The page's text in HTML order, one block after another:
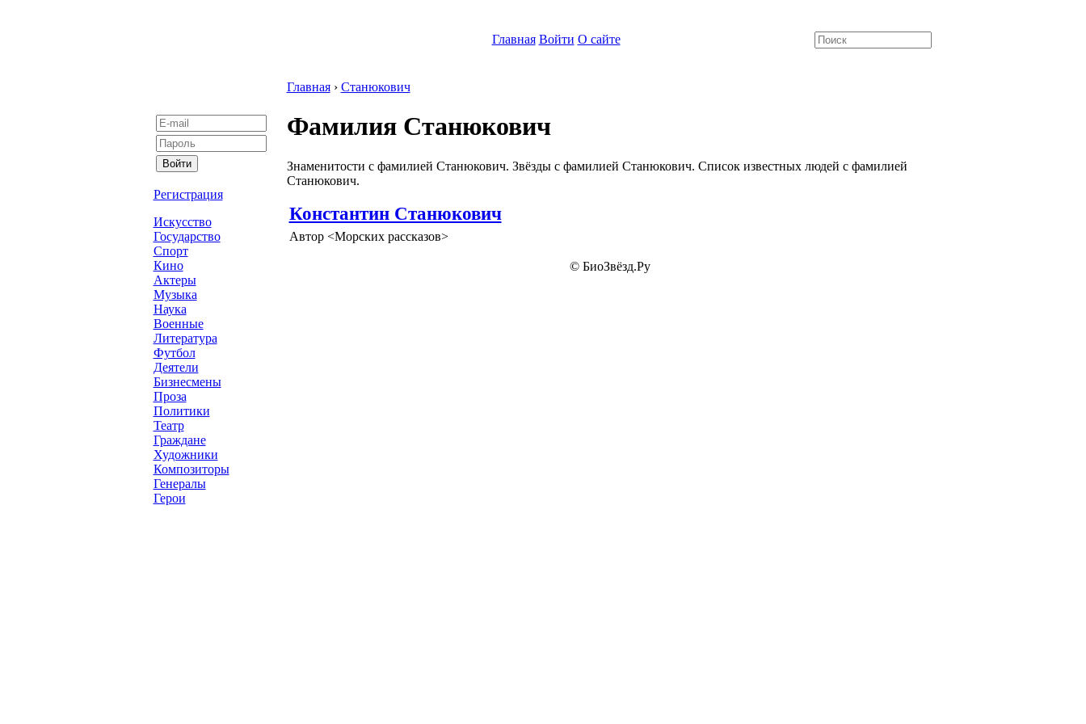
Главная Войти О сайте
Регистрация
Искусство
Государство
Спорт
Кино
Актеры
Музыка
Наука
Военные
Литература
Футбол
Деятели
Бизнесмены
Проза
Политики
Театр
Граждане
Художники
Композиторы
Генералы
Герои
Главная› Станюкович
Фамилия Станюкович
Знаменитости с фамилией Станюкович. Звёзды с фамилией Станюкович. Список известных людей с фамилией
Станюкович.
Константин Станюкович
Автор <Морских рассказов>
© БиоЗвёзд.Ру